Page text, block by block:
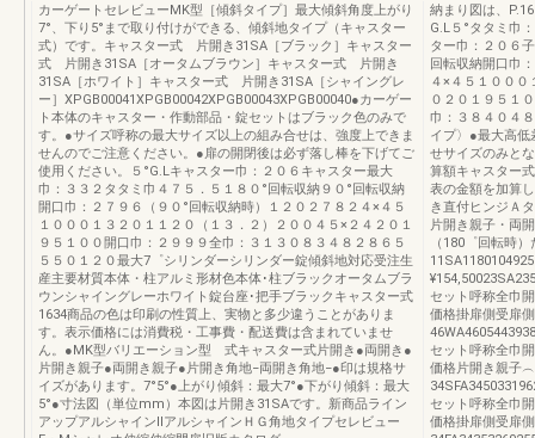
カーゲートセレビューMK型［傾斜タイプ］最大傾斜角度上がり
7°、下り5°まで取り付けができる、傾斜地タイプ（キャスター
式）です。キャスター式 片開き31SA［ブラック］キャスター
式 片開き31SA［オータムブラウン］キャスター式 片開き
31SA［ホワイト］キャスター式 片開き31SA［シャイングレ
ー］XPGB00041XPGB00042XPGB00043XPGB00040●カーゲー
ト本体のキャスター・作動部品・錠セットはブラック色のみで
す。●サイズ呼称の最大サイズ以上の組み合せは、強度上できま
せんのでご注意ください。●扉の開閉後は必ず落し棒を下げてご
使用ください。５°G.Lキャスター巾：２０６キャスター最大
巾：３３２タタミ巾４７５．５１８０°回転収納９０°回転収納
開口巾：２７９６（９０°回転収納時）１２０２７８２４×４５
１０００１３２０１１２０（１３．２）２００４５×２４２０１
９５１００開口巾：２９９９全巾：３１３０８３４８２８６５
５５０１２０最大7゜シリンダーシリンダー錠傾斜地対応受注生
産主要材質本体・柱アルミ形材色本体･柱ブラックオータムブラ
ウンシャイングレーホワイト錠台座･把手ブラックキャスター式
1634商品の色は印刷の性質上、実物と多少違うことがありま
す。表示価格には消費税・工事費・配送費は含まれていませ
ん。●MK型バリエーション型 式キャスター式片開き●両開き●
片開き親子●両開き親子●片開き角地−両開き角地−●印は規格サ
イズがあります。7°5°●上がり傾斜：最大7°●下がり傾斜：最大
5°●寸法図（単位mm）本図は片開き31SAです。新商品ライン
アップアルシャインⅡアルシャインＨＧ角地タイプセレビュー
納まり図は、
G.L５°タタミ巾
ター巾：２０６
回転収納開口巾
４×４５１００
０２０１９５１
巾：３８４０４
イプ〉●最大高
せサイズのみと
算額キャスター
表の金額を加算
き直付ヒンジＡ
片開き親子・両
（180゜回転時
セット呼称全巾
価格掛扉側受扉
セット呼称全巾
価格片開き親子
セット呼称全巾
価格掛扉側受扉